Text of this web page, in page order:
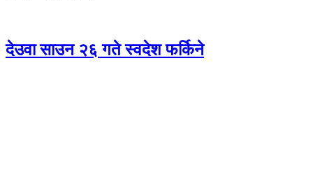
देउवा साउन २६ गते स्वदेश फर्किने